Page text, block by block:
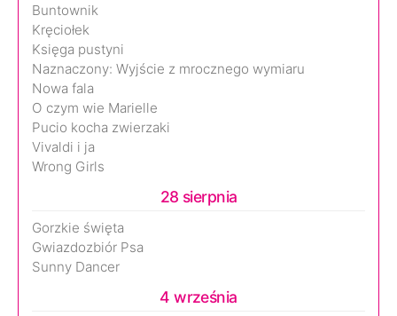
Buntownik
Kręciołek
Księga pustyni
Naznaczony: Wyjście z mrocznego wymiaru
Nowa fala
O czym wie Marielle
Pucio kocha zwierzaki
Vivaldi i ja
Wrong Girls
28 sierpnia
Gorzkie święta
Gwiazdozbiór Psa
Sunny Dancer
4 września